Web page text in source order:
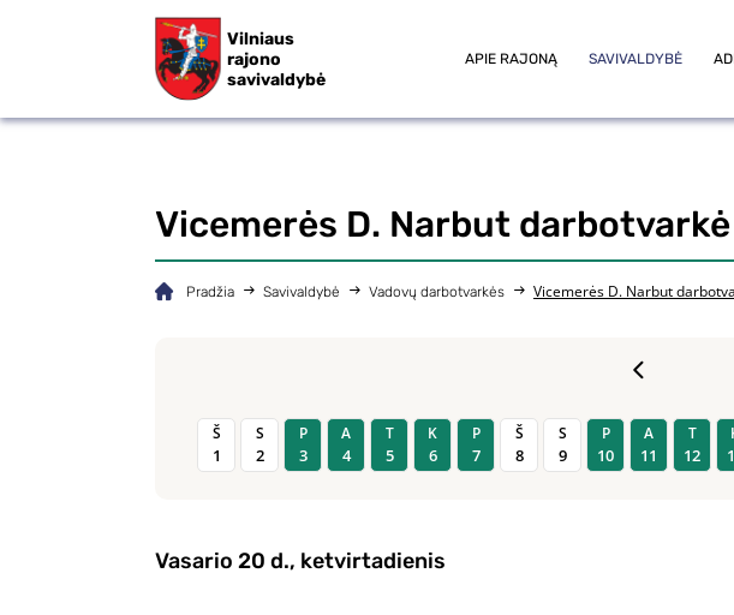
Vilniaus
rajono
savivaldybė
APIE RAJONĄ SAVIVALDYBĖ
Vicemerės D. Narbut darbotvarkė
Pradžia Savivaldybė Vadovų darbotvarkės Vicemerės D. Narbut
Š
1
S
2
P
3
A
4
T
5
K
6
P
7
Š
8
S
9
P
10
A
11
T
12
Vasario 20 d., ketvirtadienis